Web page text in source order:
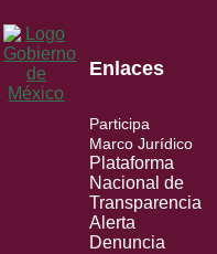
Enlaces
Participa
Marco Jurídico
Plataforma
Nacional de
Transparencia
Alerta
Denuncia